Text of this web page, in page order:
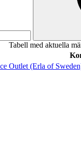
Tabell med aktuella
Outlet (Erla of